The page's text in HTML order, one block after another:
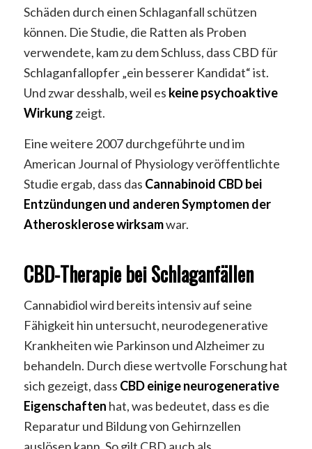
Schäden durch einen Schlaganfall schützen
können. Die Studie, die Ratten als Proben
verwendete, kam zu dem Schluss, dass CBD für
Schlaganfallopfer „ein besserer Kandidat“ ist.
Und zwar desshalb, weil es keine psychoaktive
Wirkung zeigt.
Eine weitere 2007 durchgeführte und im
American Journal of Physiology veröffentlichte
Studie ergab, dass das Cannabinoid CBD bei
Entzündungen und anderen Symptomen der
Atherosklerose wirksamwar.
CBD-Therapie bei Schlaganfällen
Cannabidiol wird bereits intensiv auf seine
Fähigkeit hin untersucht, neurodegenerative
Krankheiten wie Parkinson und Alzheimer zu
behandeln. Durch diese wertvolle Forschung hat
sich gezeigt, dass CBD einige neurogenerative
Eigenschaften hat, was bedeutet, dass es die
Reparatur und Bildung von Gehirnzellen